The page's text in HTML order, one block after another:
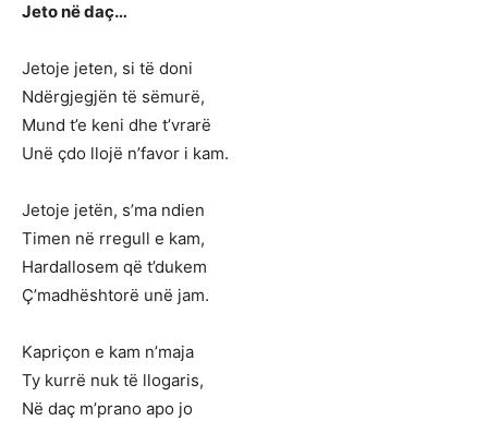
Jeto në daç…
Jetoje jeten, si të doni
Ndërgjegjën të sëmurë,
Mund t’e keni dhe t’vrarë
Unë çdo llojë n’favor i kam.
Jetoje jetën, s’ma ndien
Timen në rregull e kam,
Hardallosem që t’dukem
Ç’madhështorë unë jam.
Kapriçon e kam n’maja
Ty kurrë nuk të llogaris,
Në daç m’prano apo jo